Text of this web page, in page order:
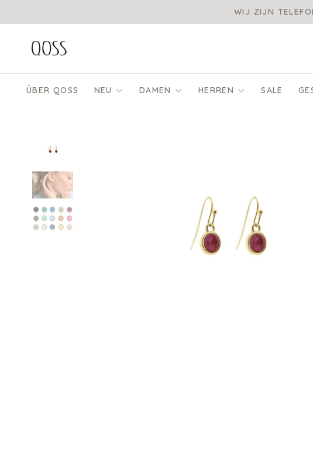
WIJ ZIJN
ÜBER QOSS NEU DAMEN HERREN SALE